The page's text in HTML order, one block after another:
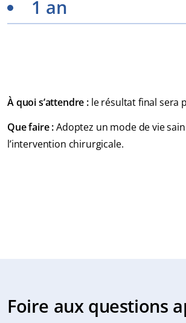
1 an
À quoi s’attendre :le résultat final sera
Que faire :Adoptez un mode de vie
l’intervention chirurgicale.
Foire aux questions